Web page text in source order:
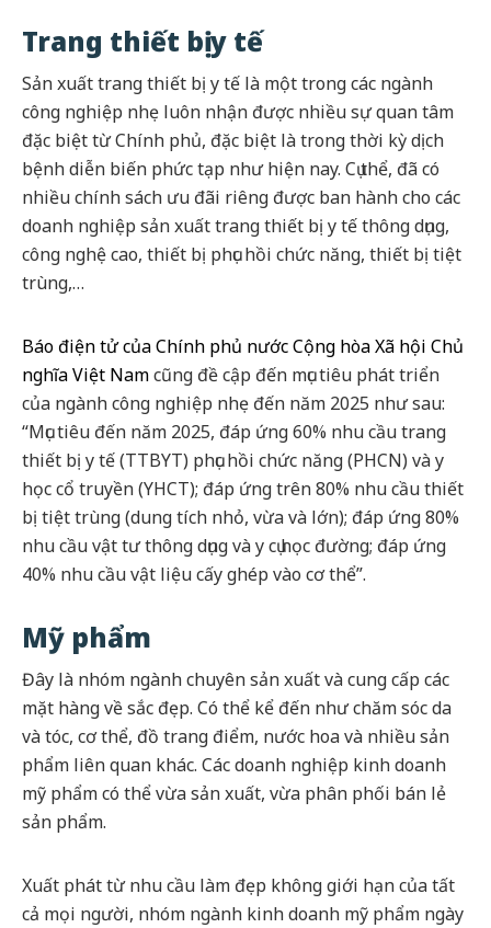
Trang thiết bị y tế
Sản xuất trang thiết bị y tế là một trong các ngành
công nghiệp nhẹ luôn nhận được nhiều sự quan tâm
đặc biệt từ Chính phủ, đặc biệt là trong thời kỳ dịch
bệnh diễn biến phức tạp như hiện nay. Cụ thể, đã có
nhiều chính sách ưu đãi riêng được ban hành cho các
doanh nghiệp sản xuất trang thiết bị y tế thông dụng,
công nghệ cao, thiết bị phục hồi chức năng, thiết bị tiệt
trùng,…
Báo điện tử của Chính phủ nước Cộng hòa Xã hội Chủ
nghĩa Việt Namcũng đề cập đến mục tiêu phát triển
của ngành công nghiệp nhẹ đến năm 2025 như sau:
“Mục tiêu đến năm 2025, đáp ứng 60% nhu cầu trang
thiết bị y tế (TTBYT) phục hồi chức năng (PHCN) và y
học cổ truyền (YHCT); đáp ứng trên 80% nhu cầu thiết
bị tiệt trùng (dung tích nhỏ, vừa và lớn); đáp ứng 80%
nhu cầu vật tư thông dụng và y cụ học đường; đáp ứng
40% nhu cầu vật liệu cấy ghép vào cơ thể”.
Mỹ phẩm
Đây là nhóm ngành chuyên sản xuất và cung cấp các
mặt hàng về sắc đẹp. Có thể kể đến như chăm sóc da
và tóc, cơ thể, đồ trang điểm, nước hoa và nhiều sản
phẩm liên quan khác. Các doanh nghiệp kinh doanh
mỹ phẩm có thể vừa sản xuất, vừa phân phối bán lẻ
sản phẩm.
Xuất phát từ nhu cầu làm đẹp không giới hạn của tất
cả mọi người, nhóm ngành kinh doanh mỹ phẩm ngày